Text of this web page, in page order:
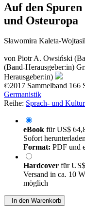
Auf den
und Osteuropa
Sławomira Kaleta-
von Piotr A. Owsiński
(Band-Herausgeber:in)
Herausgeber:in)
©2017 Sammelband 166
Germanistik
Reihe: Sprach- und
eBook fürUS$
Sofort
Format: PDF und
Hardcover für
Versand in ca. 10
möglich
In den Warenkorb